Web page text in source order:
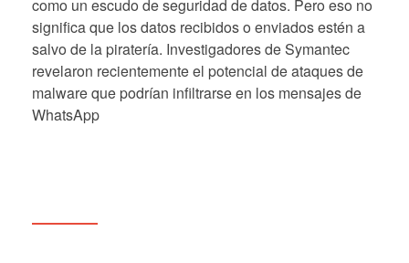
como un escudo de seguridad de datos. Pero eso no
significa que los datos recibidos o enviados estén a
salvo de la piratería. Investigadores de Symantec
revelaron recientemente el potencial de ataques de
malware que podrían infiltrarse en los mensajes de
WhatsApp